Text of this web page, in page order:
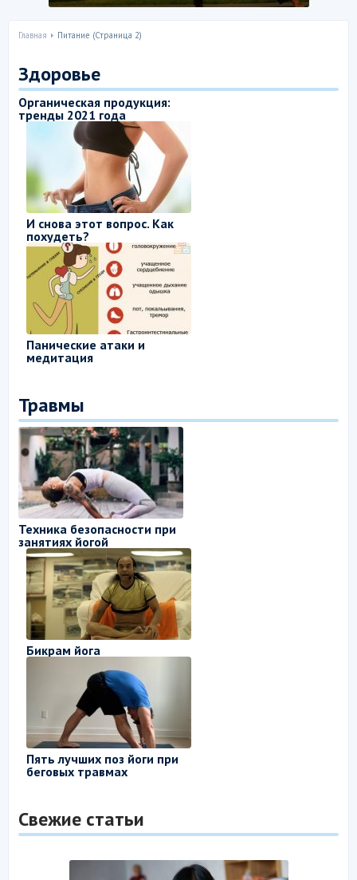
Главная Питание (Страница 2)
Здоровье
Органическая продукция:
тренды 2021 года
И снова этот вопрос. Как
похудеть?
Панические атаки и
медитация
Травмы
Техника безопасности при
занятиях йогой
Бикрам йога
Пять лучших поз йоги при
беговых травмах
Свежие статьи